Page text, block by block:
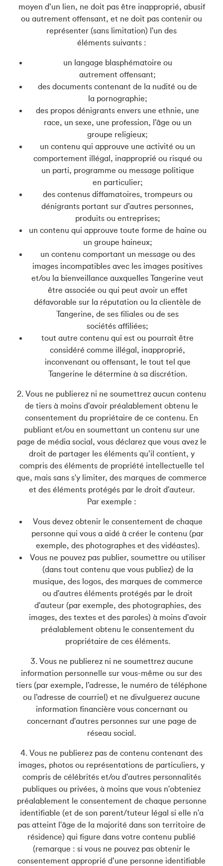
moyen d’un lien, ne doit pas être inapproprié, abusif
ou autrement offensant, et ne doit pas contenir ou
représenter (sans limitation) l'un des
éléments suivants :
un langage blasphématoire ou
autrement offensant;
des documents contenant de la nudité ou de
la pornographie;
des propos dénigrants envers une ethnie, une
race, un sexe, une profession, l’âge ou un
groupe religieux;
un contenu qui approuve une activité ou un
comportement illégal, inapproprié ou risqué ou
un parti, programme ou message politique
en particulier;
des contenus diffamatoires, trompeurs ou
dénigrants portant sur d’autres personnes,
produits ou entreprises;
un contenu qui approuve toute forme de haine ou
un groupe haineux;
un contenu comportant un message ou des
images incompatibles avec les images positives
et/ou la bienveillance auxquelles Tangerine veut
être associée ou qui peut avoir un effet
défavorable sur la réputation ou la clientèle de
Tangerine, de ses filiales ou de ses
sociétés affiliées;
tout autre contenu qui est ou pourrait être
considéré comme illégal, inapproprié,
inconvenant ou offensant, le tout tel que
Tangerine le détermine à sa discrétion.
2. Vous ne publierez ni ne soumettrez aucun contenu
de tiers à moins d'avoir préalablement obtenu le
consentement du propriétaire de ce contenu. En
publiant et/ou en soumettant un contenu sur une
page de média social, vous déclarez que vous avez le
droit de partager les éléments qu’il contient, y
compris des éléments de propriété intellectuelle tel
que, mais sans s'y limiter, des marques de commerce
et des éléments protégés par le droit d'auteur.
Par exemple :
Vous devez obtenir le consentement de chaque
personne qui vous a aidé à créer le contenu (par
exemple, des photographes et des vidéastes).
Vous ne pouvez pas publier, soumettre ou utiliser
(dans tout contenu que vous publiez) de la
musique, des logos, des marques de commerce
ou d'autres éléments protégés par le droit
d'auteur (par exemple, des photographies, des
images, des textes et des paroles) à moins d'avoir
préalablement obtenu le consentement du
propriétaire de ces éléments.
3. Vous ne publierez ni ne soumettrez aucune
information personnelle sur vous-même ou sur des
tiers (par exemple, l’adresse, le numéro de téléphone
ou l’adresse de courriel) et ne divulguerez aucune
information financière vous concernant ou
concernant d'autres personnes sur une page de
réseau social.
4. Vous ne publierez pas de contenu contenant des
images, photos ou représentations de particuliers, y
compris de célébrités et/ou d'autres personnalités
publiques ou privées, à moins que vous n'obteniez
préalablement le consentement de chaque personne
identifiable (et de son parent/tuteur légal si elle n'a
pas atteint l'âge de la majorité dans son territoire de
résidence) qui figure dans votre contenu publié
(remarque : si vous ne pouvez pas obtenir le
consentement approprié d’une personne identifiable